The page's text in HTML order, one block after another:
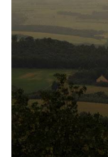
Náměstí v